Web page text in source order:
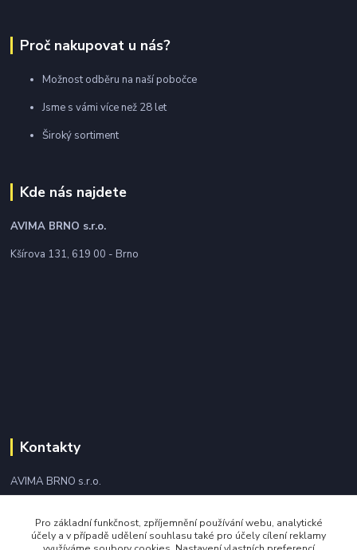
Proč nakupovat u nás?
Možnost odběru na naší pobočce
Jsme s vámi více než 28 let
Široký sortiment
Kde nás najdete
AVIMA BRNO s.r.o.
Kšírova 131, 619 00 - Brno
Kontakty
AVIMA BRNO s.r.o.
+420 543 249 338
Pro základní funkčnost, zpříjemnění používání webu, analytické
účely a v případě udělení souhlasu také pro účely cílení reklamy